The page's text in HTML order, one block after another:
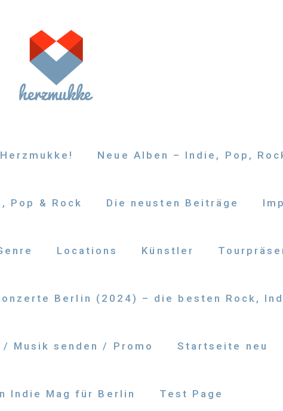
Neue Alben – Indie, Pop,
Pop & Rock Die neusten Beiträge
Locations Künstler
Berlin (2024) – die besten Rock,
/ Musik senden / Promo Startseite neu
Indie Mag für Berlin Test Page